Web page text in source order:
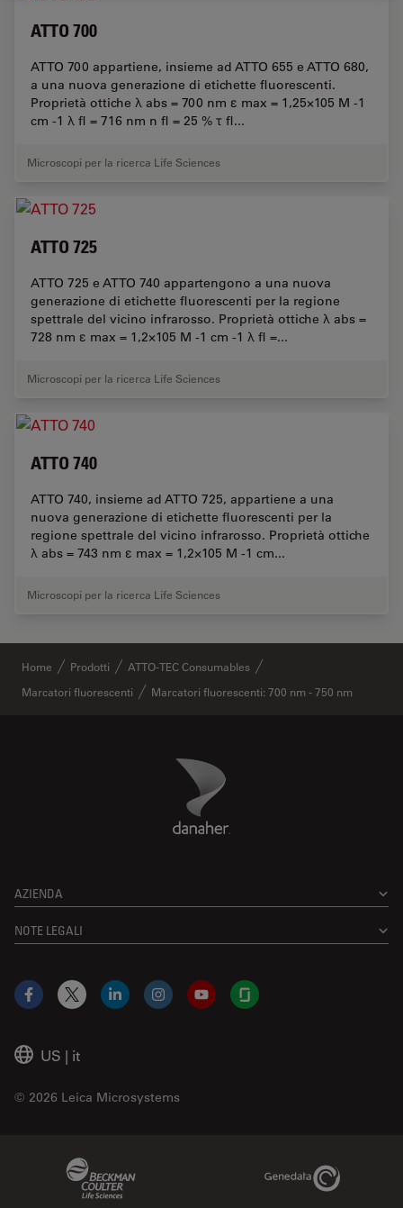
ATTO 700
ATTO 700 appartiene, insieme ad ATTO 655 e ATTO 680,
a una nuova generazione di etichette fluorescenti.
Proprietà ottiche λ abs = 700 nm ε max = 1,25×105 M -1
cm -1 λ fl = 716 nm n fl = 25 % τ fl...
Microscopi per la ricerca Life Sciences
ATTO 725
ATTO 725 e ATTO 740 appartengono a una nuova
generazione di etichette fluorescenti per la regione
spettrale del vicino infrarosso. Proprietà ottiche λ abs =
728 nm ε max = 1,2×105 M -1 cm -1 λ fl =...
Microscopi per la ricerca Life Sciences
ATTO 740
ATTO 740, insieme ad ATTO 725, appartiene a una
nuova generazione di etichette fluorescenti per la
regione spettrale del vicino infrarosso. Proprietà ottiche
λ abs = 743 nm ε max = 1,2×105 M -1 cm...
Microscopi per la ricerca Life Sciences
Home Prodotti
ATTO-TEC Consumables
Marcatori fluorescenti
Marcatori fluorescenti: 700 nm - 750 nm
Danaher Logo
AZIENDA
NOTE LEGALI
US | it
© 2026 Leica Microsystems
Facebook
X LinkedInInstagramYouTubeGlassdoor
Genedata Link